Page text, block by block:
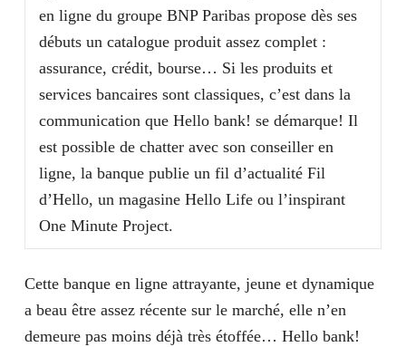
en ligne du groupe BNP Paribas propose dès ses
débuts un catalogue produit assez complet :
assurance, crédit, bourse… Si les produits et
services bancaires sont classiques, c’est dans la
communication que Hello bank! se démarque! Il
est possible de chatter avec son conseiller en
ligne, la banque publie un fil d’actualité Fil
d’Hello, un magasine Hello Life ou l’inspirant
One Minute Project.
Cette banque en ligne attrayante, jeune et dynamique
a beau être assez récente sur le marché, elle n’en
demeure pas moins déjà très étoffée… Hello bank!